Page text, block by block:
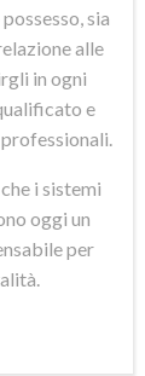
sia
alle
in ogni
e
i sistemi
oggi un
per